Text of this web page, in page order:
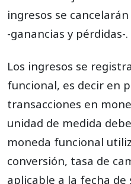
ingresos se
-ganancias y pérdidas-.
Los ingresos se
funcional, es decir en
transacciones en
unidad de medida
moneda funcional
conversión, tasa de
aplicable a la fecha de